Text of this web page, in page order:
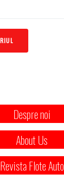
Despre noi
About Us
Revista Flote Auto